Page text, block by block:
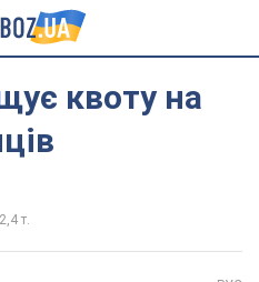
квоту на
2,4 т.